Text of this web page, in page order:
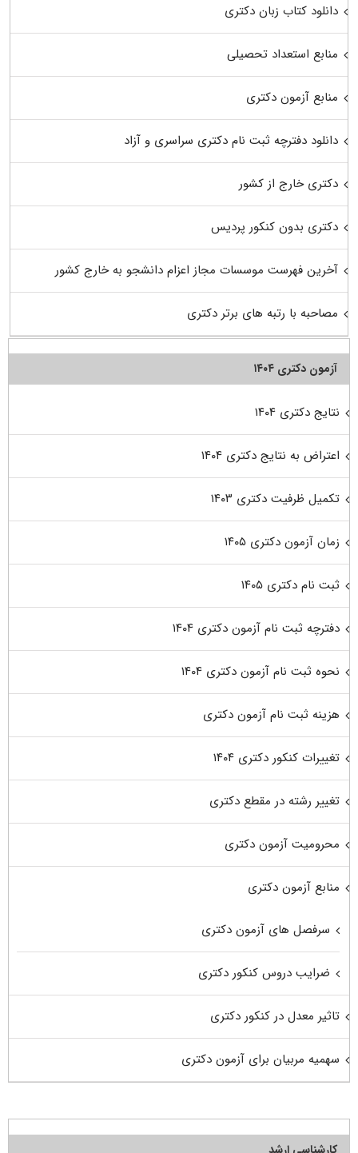
دانلود کتاب زبان دکتری
منابع استعداد تحصیلی
منابع آزمون دکتری
دانلود دفترچه ثبت نام دکتری سراسری و آزاد
دکتری خارج از کشور
دکتری بدون کنکور پردیس
آخرین فهرست موسسات مجاز اعزام دانشجو به خارج کشور
مصاحبه با رتبه های برتر دکتری
آزمون دکتری ۱۴۰۴
نتایج دکتری ۱۴۰۴
اعتراض به نتایج دکتری ۱۴۰۴
تکمیل ظرفیت دکتری ۱۴۰۳
زمان آزمون دکتری ۱۴۰۵
ثبت نام دکتری ۱۴۰۵
دفترچه ثبت نام آزمون دکتری ۱۴۰۴
نحوه ثبت نام آزمون دکتری ۱۴۰۴
هزینه ثبت نام آزمون دکتری
تغییرات کنکور دکتری ۱۴۰۴
تغییر رشته در مقطع دکتری
محرومیت آزمون دکتری
منابع آزمون دکتری
سرفصل های آزمون دکتری
ضرایب دروس کنکور دکتری
تاثیر معدل در کنکور دکتری
سهمیه مربیان برای آزمون دکتری
کارشناسی ارشد